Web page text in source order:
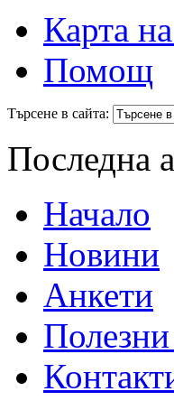
Карта
Помощ
Търсене в сайта:
Последна
Начало
Новини
Анкети